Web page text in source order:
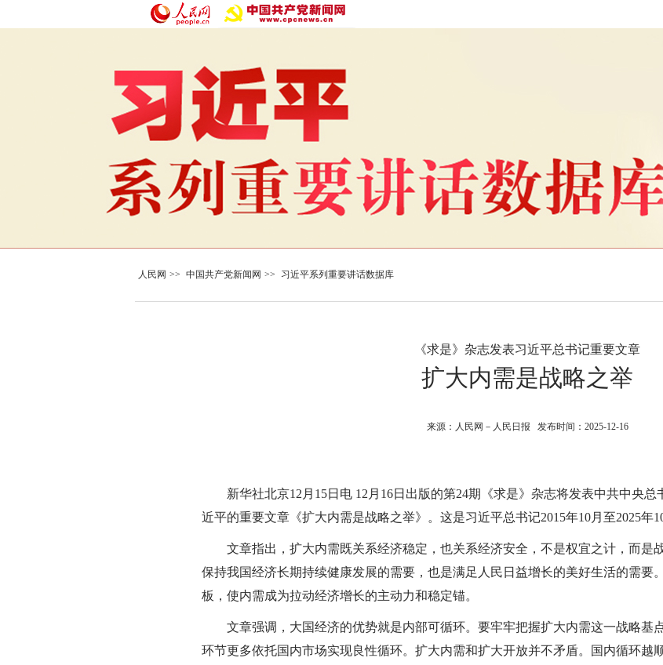
人民网 >> 中国共产党新闻网 >> 习近平系列重要讲话数据库
《求是》杂志发表习近平总书记重要文章
扩大内需是战略之举
来源：人民网－人民日报 发布时间：2025-12-16
新华社北京12月15日电 12月16日出版的第24期《求是》杂志将发表中共中央总
近平的重要文章《扩大内需是战略之举》。这是习近平总书记2015年10月至2025年
文章指出，扩大内需既关系经济稳定，也关系经济安全，不是权宜之计，而是
保持我国经济长期持续健康发展的需要，也是满足人民日益增长的美好生活的需要
板，使内需成为拉动经济增长的主动力和稳定锚。
文章强调，大国经济的优势就是内部可循环。要牢牢把握扩大内需这一战略基
环节更多依托国内市场实现良性循环。扩大内需和扩大开放并不矛盾。国内循环越